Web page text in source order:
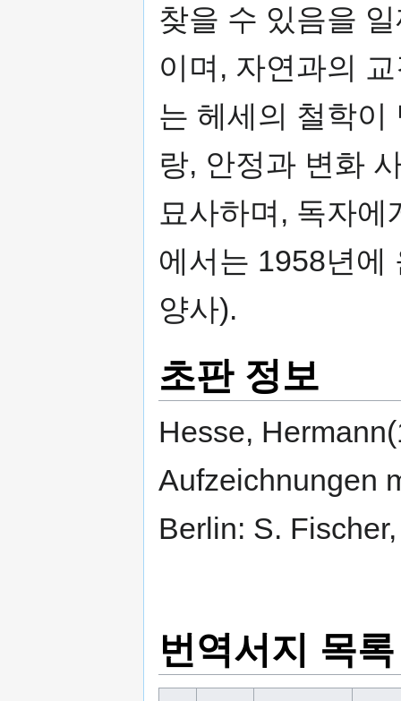
찾을 수 있음을
이며, 자연과의
는 헤세의 철학이
랑, 안정과 변화
묘사하며, 독자
에서는 1958년에
양사).
초판 정보
Hesse,
Aufzeichnungen
Berlin: S.
번역서지 목록